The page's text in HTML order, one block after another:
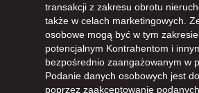
transakcji z zakresu obrotu
także w celach marketingowych.
osobowe mogą być w tym
potencjalnym Kontrahentom i
bezpośrednio zaangażowanym w
Podanie danych osobowych jest
poprzez zaakceptowanie